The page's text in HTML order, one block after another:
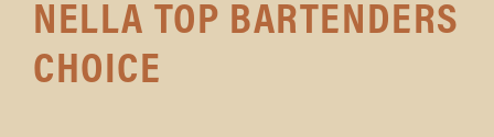
NELLA TOP BARTENDERS
CHOICE